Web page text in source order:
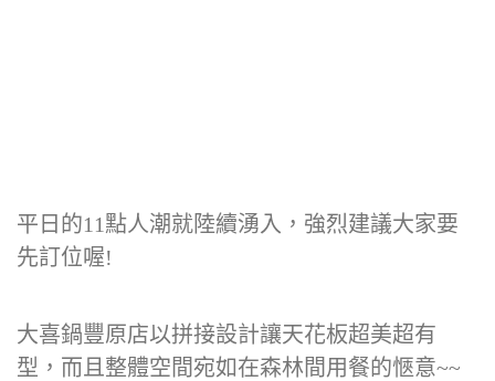
平日的11點人潮就陸續湧入，強烈建議大家要
先訂位喔!
大喜鍋豐原店以拼接設計讓天花板超美超有
型，而且整體空間宛如在森林間用餐的愜意~~